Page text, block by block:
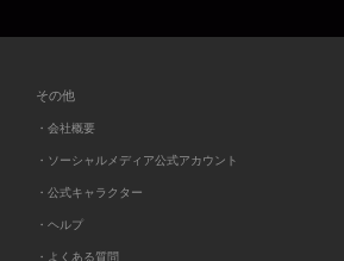
その他
・会社概要
・ソーシャルメディア公式アカウント
・公式キャラクター
・ヘルプ
・よくある質問